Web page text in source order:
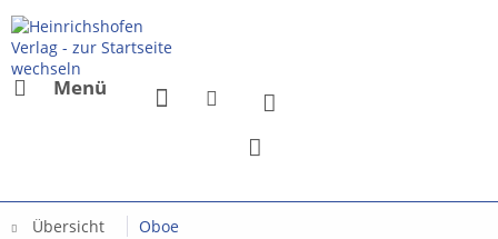
Menü
Übersicht Oboe